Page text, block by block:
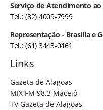
Serviço de Atendimento
Tel.: (82) 4009-7999
Representação - Brasília e
Tel.: (61) 3443-0461
Links
Gazeta de Alagoas
MIX FM 98.3 Maceió
TV Gazeta de Alagoas